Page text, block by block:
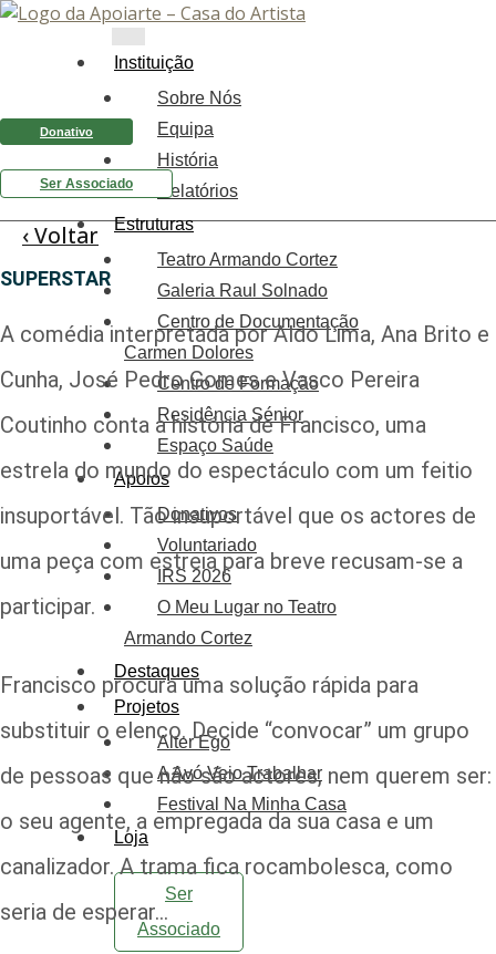
Instituição
Sobre Nós
Equipa
História
Relatórios
Estruturas
Teatro Armando Cortez
Galeria Raul Solnado
Centro de Documentação
Carmen Dolores
Centro de Formação
Residência Sénior
Espaço Saúde
Apoios
Donativos
Voluntariado
IRS 2026
O Meu Lugar no Teatro
Armando Cortez
Destaques
Projetos
Alter Ego
A Avó Veio Trabalhar
Festival Na Minha Casa
Loja
Ser
Associado
Donativo
Ser Associado
‹ Voltar
SUPERSTAR
A comédia interpretada por Aldo Lima, Ana Brito e
Cunha, José Pedro Gomes e Vasco Pereira
Coutinho conta a história de Francisco, uma
estrela do mundo do espectáculo com um feitio
insuportável. Tão insuportável que os actores de
uma peça com estreia para breve recusam-se a
participar.
Francisco procura uma solução rápida para
substituir o elenco. Decide “convocar” um grupo
de pessoas que não são actores, nem querem ser:
o seu agente, a empregada da sua casa e um
canalizador. A trama fica rocambolesca, como
seria de esperar...